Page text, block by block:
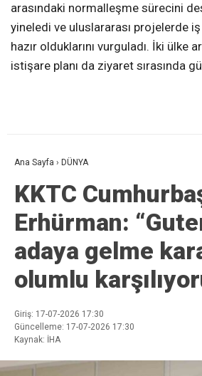
arasındaki normalleşme sürecini
yineledi ve uluslararası projelerde
hazır olduklarını vurguladı. İki ülke
istişare planı da ziyaret sırasında
Ana Sayfa › DÜNYA
KKTC
Erhürman:
adaya gelme
olumlu
Giriş: 17-07-2026 17:30
Güncelleme: 17-07-2026 17:30
Kaynak: İHA